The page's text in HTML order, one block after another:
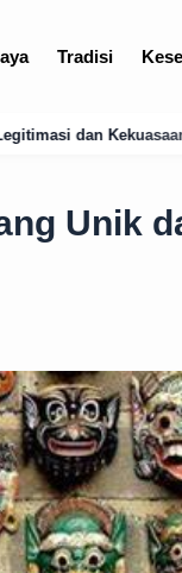
Tradisi
Negeri
Unik